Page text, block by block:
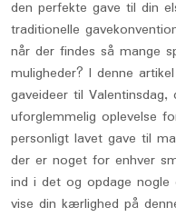
den perfekte gave til din
traditionelle
når der findes så mange
muligheder? I denne
gaveideer til
uforglemmelig oplevelse
personligt lavet gave til
der er noget for enhver
ind i det og opdage nogle
vise din kærlighed på